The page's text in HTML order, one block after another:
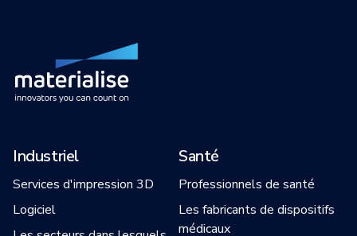
Industriel
Services d'impression 3D
Logiciel
Santé
Professionnels de santé
Les fabricants de dispositifs
médicaux